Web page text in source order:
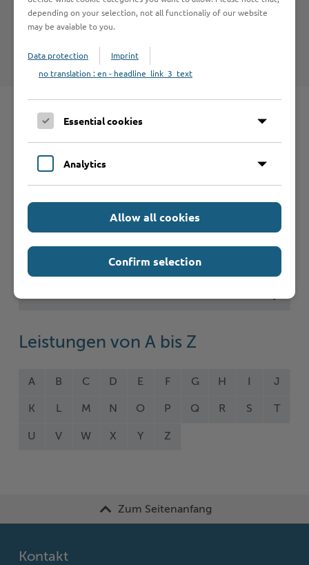
Hinweise zum Haftungsausschluß bei Links zu anderen
Internet-Seiten entnehmen Sie bitte den
Schnelleinstieg
Seite auswählen
Online-Services
Leistungen von A bis Z
A B C D E F G H J
K L M N O P Q R S
U V W X Y Z
Zum Seitenanfang
Kontakt
depending on your selection, not all functionaliy of our website
may be avaiable to you.
Data protection
Imprint
no translation : en - headline_link_3_text
Essential cookies
Analytics
Allow all cookies
Confirm selection